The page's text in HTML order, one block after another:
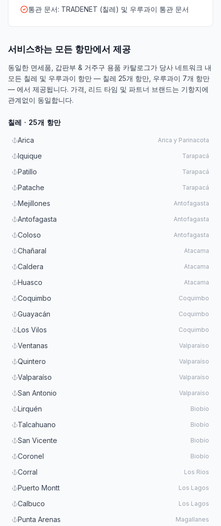
통관 문서: TRADENET (칠레) 및 우루과이 통관 문서
서비스하는 모든 항만에서 제공
동일한 면세품, 갑판부 & 거주구 용품 카탈로그가 당사 네트워크 내
모든 칠레 및 우루과이 항만 — 칠레 25개 항만, 우루과이 7개 항만
— 에서 제공됩니다. 가격, 리드 타임 및 파트너 브랜드는 기항지에
관계없이 동일합니다.
칠레 · 25개 항만
Arica Arica y Parinacota
Iquique Tarapacá
Patillo Tarapacá
Patache Tarapacá
Mejillones Antofagasta
Antofagasta Antofagasta
Coloso Antofagasta
Chañaral Atacama
Caldera Atacama
Huasco Atacama
Coquimbo Coquimbo
Guayacán Coquimbo
Los Vilos Coquimbo
Ventanas Valparaíso
Quintero Valparaíso
Valparaíso Valparaíso
San Antonio Valparaíso
Lirquén Biobío
Talcahuano Biobío
San Vicente Biobío
Coronel Biobío
Corral Los Ríos
Puerto Montt Los Lagos
Calbuco Los Lagos
Punta Arenas Magallanes